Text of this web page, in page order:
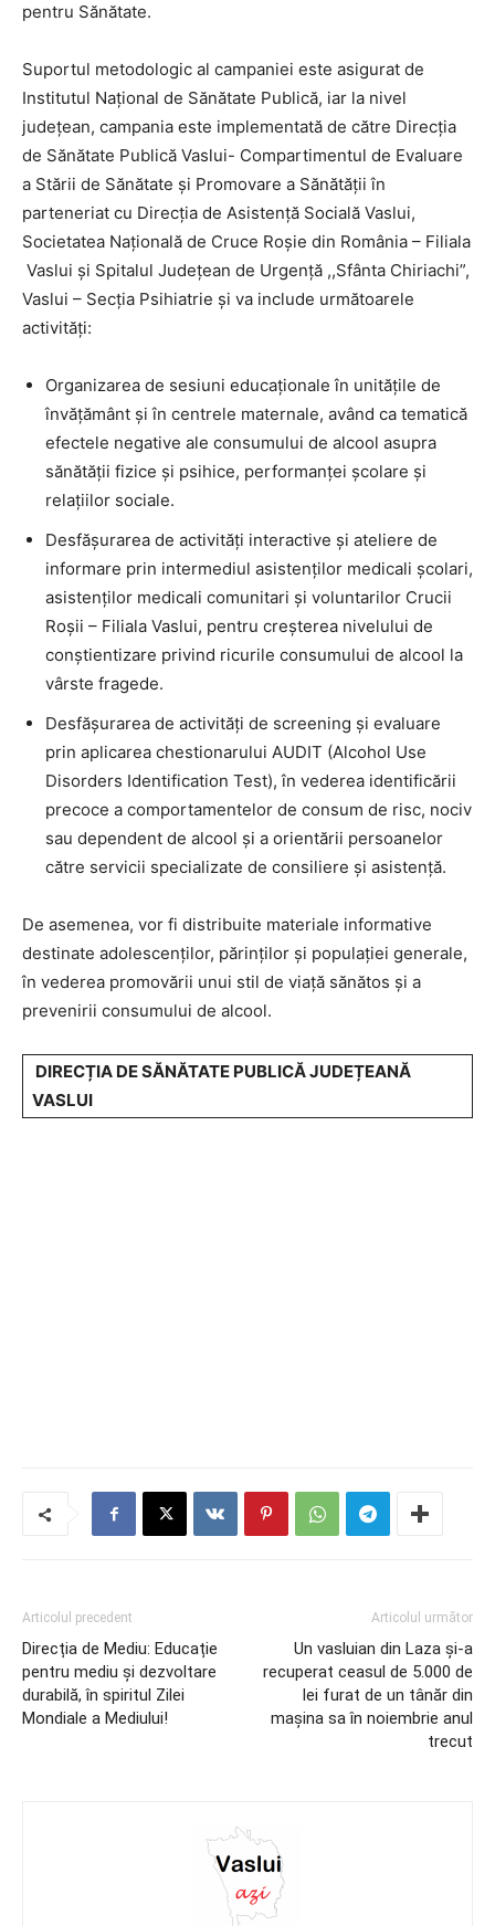
pentru Sănătate.
Suportul metodologic al campaniei este asigurat de
Institutul Național de Sănătate Publică, iar la nivel
județean, campania este implementată de către Direcția
de Sănătate Publică Vaslui- Compartimentul de Evaluare
a Stării de Sănătate și Promovare a Sănătății în
parteneriat cu Direcția de Asistență Socială Vaslui,
Societatea Națională de Cruce Roșie din România – Filiala
Vaslui și Spitalul Județean de Urgență ,,Sfânta Chiriachi”,
Vaslui – Secția Psihiatrie și va include următoarele
activități:
Organizarea de sesiuni educaționale în unitățile de
învățământ și în centrele maternale, având ca tematică
efectele negative ale consumului de alcool asupra
sănătății fizice și psihice, performanței școlare și
relațiilor sociale.
Desfășurarea de activități interactive și ateliere de
informare prin intermediul asistenților medicali școlari,
asistenților medicali comunitari și voluntarilor Crucii
Roșii – Filiala Vaslui, pentru creșterea nivelului de
conștientizare privind ricurile consumului de alcool la
vârste fragede.
Desfășurarea de activități de screening și evaluare
prin aplicarea chestionarului AUDIT (Alcohol Use
Disorders Identification Test), în vederea identificării
precoce a comportamentelor de consum de risc, nociv
sau dependent de alcool și a orientării persoanelor
către servicii specializate de consiliere și asistență.
De asemenea, vor fi distribuite materiale informative
destinate adolescenților, părinților și populației generale,
în vederea promovării unui stil de viață sănătos și a
prevenirii consumului de alcool.
DIRECȚIA DE SĂNĂTATE PUBLICĂ JUDEȚEANĂ
VASLUI
Articolul precedent
Direcția de Mediu: Educație
pentru mediu și dezvoltare
durabilă, în spiritul Zilei
Mondiale a Mediului!
Articolul următor
Un vasluian din Laza și-a
recuperat ceasul de 5.000 de
lei furat de un tânăr din
mașina sa în noiembrie anul
trecut